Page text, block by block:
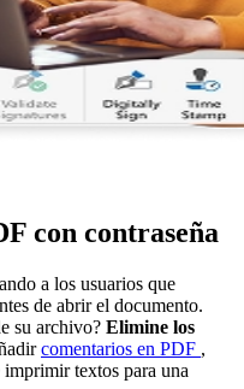
con contraseña
a los usuarios que
de abrir el documento.
su archivo? Elimine los
comentarios en PDF ,
textos para una